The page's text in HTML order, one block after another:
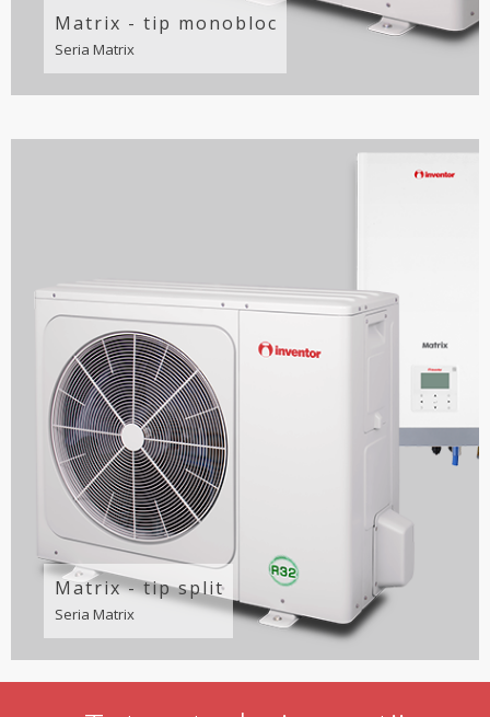
Matrix - tip monobloc
Seria Matrix
Matrix - tip split
Seria Matrix